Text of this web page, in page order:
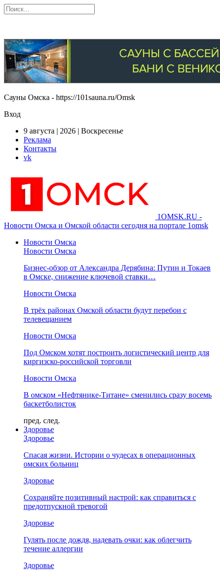
Сауны Омска - https://101sauna.ru/Omsk
Вход
9 августа | 2026 | Воскресенье
Реклама
Контакты
vk
1OMSK.RU -
Новости Омска и Омской области сегодня на портале 1omsk
Новости Омска
Новости Омска
Бизнес-обзор от Александра Дерябина: Путин и Токаев
в Омске, снижение ключевой ставки…
Новости Омска
В трёх районах Омской области будут перебои с
телевещанием
Новости Омска
Под Омском хотят построить логистический центр для
киргизско-российской торговли
Новости Омска
В омском «Нефтянике-Титане» сменились сразу восемь
баскетболисток
пред. след.
Здоровье
Здоровье
Спасая жизни. Истории о чудесах в операционных
омских больниц
Здоровье
Сохраняйте позитивный настрой: как справиться с
предотпускной тревогой
Здоровье
Гулять после дождя, надевать очки: как облегчить
течение аллергии
Здоровье